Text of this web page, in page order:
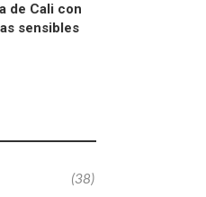
de Cali con
sensibles
(38)